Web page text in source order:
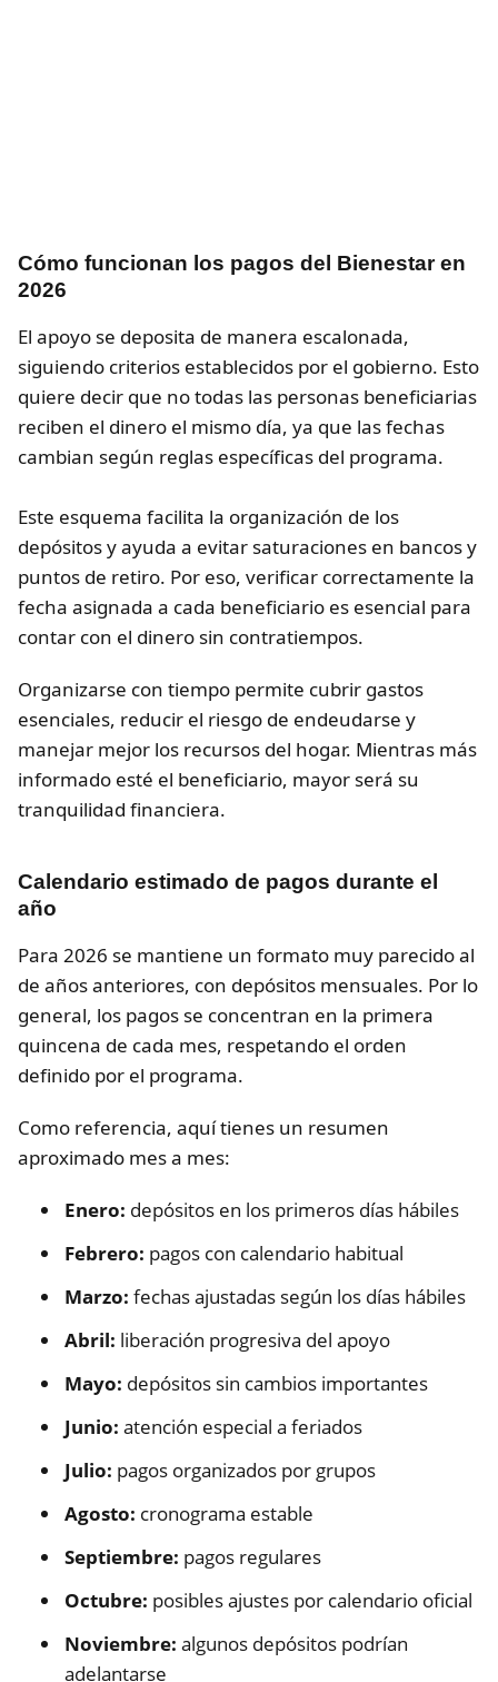
Cómo funcionan los pagos del Bienestar en
2026
El apoyo se deposita de manera escalonada,
siguiendo criterios establecidos por el gobierno. Esto
quiere decir que no todas las personas beneficiarias
reciben el dinero el mismo día, ya que las fechas
cambian según reglas específicas del programa.
Este esquema facilita la organización de los
depósitos y ayuda a evitar saturaciones en bancos y
puntos de retiro. Por eso, verificar correctamente la
fecha asignada a cada beneficiario es esencial para
contar con el dinero sin contratiempos.
Organizarse con tiempo permite cubrir gastos
esenciales, reducir el riesgo de endeudarse y
manejar mejor los recursos del hogar. Mientras más
informado esté el beneficiario, mayor será su
tranquilidad financiera.
Calendario estimado de pagos durante el
año
Para 2026 se mantiene un formato muy parecido al
de años anteriores, con depósitos mensuales. Por lo
general, los pagos se concentran en la primera
quincena de cada mes, respetando el orden
definido por el programa.
Como referencia, aquí tienes un resumen
aproximado mes a mes:
Enero: depósitos en los primeros días hábiles
Febrero: pagos con calendario habitual
Marzo: fechas ajustadas según los días hábiles
Abril: liberación progresiva del apoyo
Mayo: depósitos sin cambios importantes
Junio: atención especial a feriados
Julio: pagos organizados por grupos
Agosto: cronograma estable
Septiembre: pagos regulares
Octubre: posibles ajustes por calendario oficial
Noviembre: algunos depósitos podrían
adelantarse